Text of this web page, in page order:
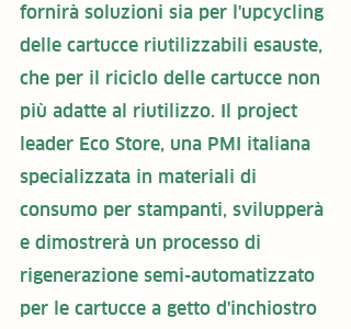
fornirà soluzioni sia per l'upcycling
delle cartucce riutilizzabili esauste,
che per il riciclo delle cartucce non
più adatte al riutilizzo. Il project
leader Eco Store, una PMI italiana
specializzata in materiali di
consumo per stampanti, svilupperà
e dimostrerà un processo di
rigenerazione semi-automatizzato
per le cartucce a getto d'inchiostro